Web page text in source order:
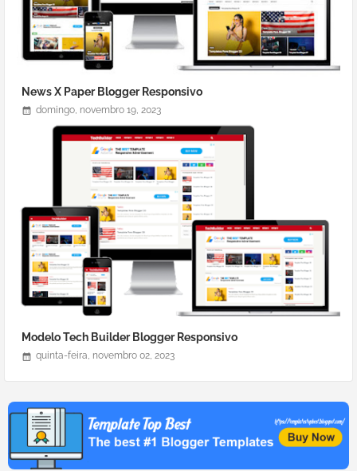
News X Paper Blogger Responsivo
domingo, novembro 19, 2023
Modelo Tech Builder Blogger Responsivo
quinta-feira, novembro 02, 2023